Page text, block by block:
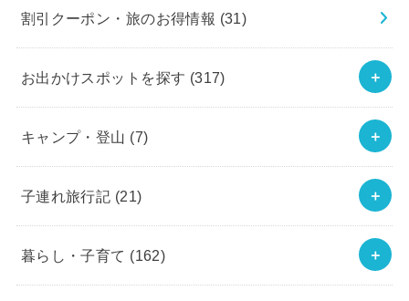
割引クーポン・旅のお得情報 (31)
お出かけスポットを探す (317)
キャンプ・登山 (7)
子連れ旅行記 (21)
暮らし・子育て (162)